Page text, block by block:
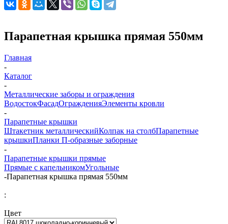
Парапетная крышка прямая 550мм
Главная
-
Каталог
-
Металлические заборы и ограждения
ВодостокФасадОгражденияЭлементы кровли
-
Парапетные крышки
Штакетник металлическийКолпак на столбПарапетные
крышкиПланки П-образные заборные
-
Парапетные крышки прямые
Прямые с капельникомУгольные
-Парапетная крышка прямая 550мм
:
Цвет